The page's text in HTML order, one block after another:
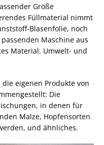
Größe
Füllmaterial nimmt
Blasenfolie, noch
Maschine aus
Material. Umwelt- und
eigenen Produkte von
Die
in denen für
Malze, Hopfensorten
und ähnliches.